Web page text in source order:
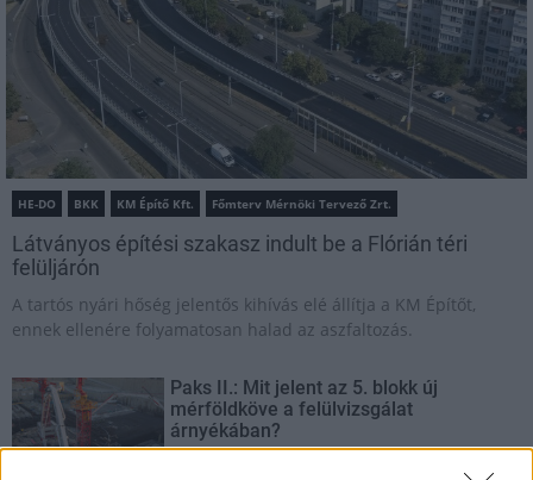
HE-DO BKK KM Építő Kft. Főmterv Mérnöki Tervező Zrt.
Látványos építési szakasz indult be a Flórián téri
felüljárón
A tartós nyári hőség jelentős kihívás elé állítja a KM Építőt,
ennek ellenére folyamatosan halad az aszfaltozás.
Paks II.: Mit jelent az 5. blokk új
mérföldköve a felülvizsgálat
árnyékában?